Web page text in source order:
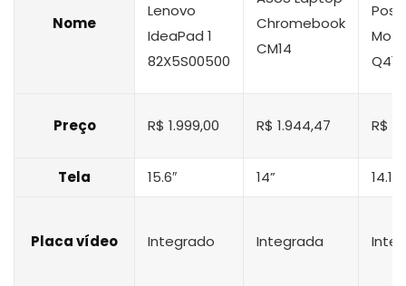
Nome
Lenovo
IdeaPad 1
82X5S00500
Chromebook
CM14
Preço R$ 1.999,00 R$ 1.944,47 R$
Tela 15.6″ 14” 14.1″
Placa vídeo Integrado Integrada